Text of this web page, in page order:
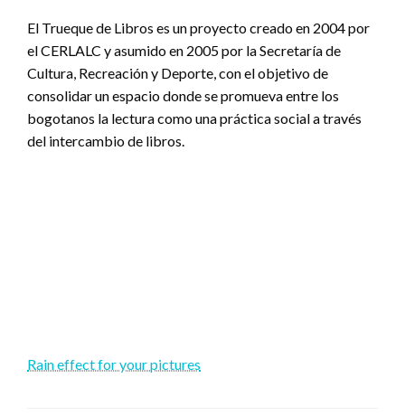
El Trueque de Libros es un proyecto creado en 2004 por
el CERLALC y asumido en 2005 por la Secretaría de
Cultura, Recreación y Deporte, con el objetivo de
consolidar un espacio donde se promueva entre los
bogotanos la lectura como una práctica social a través
del intercambio de libros.
Rain effect for your pictures